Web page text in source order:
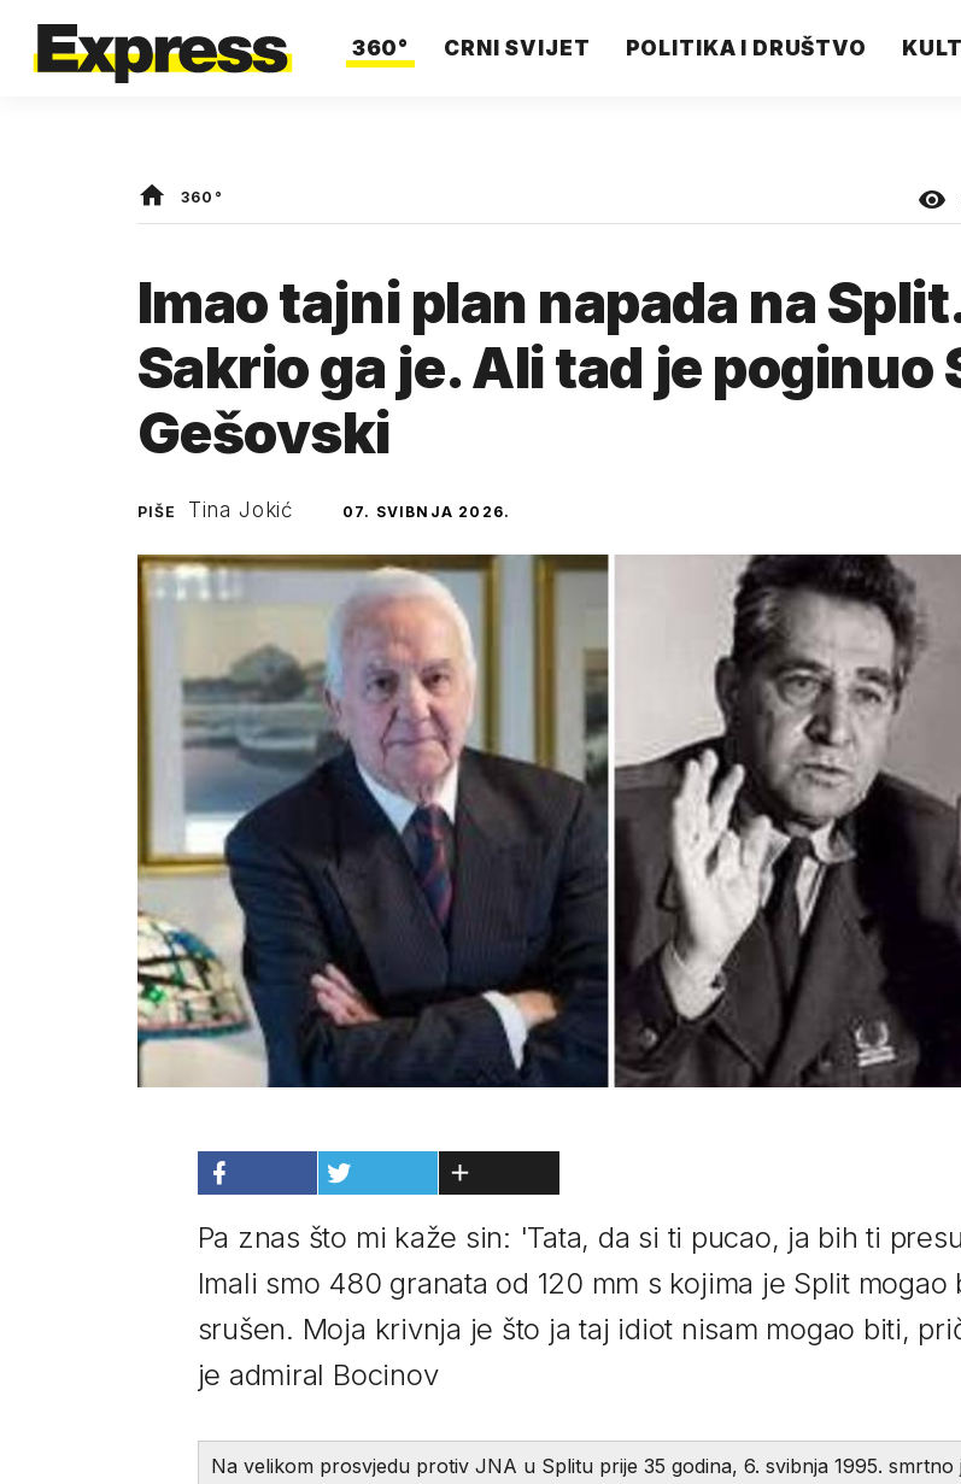
360° CRNI SVIJET POLITIKA I DRUŠTVO
360°
Imao tajni plan napada na
Sakrio ga je. Ali tad je poginuo
Gešovski
PIŠE Tina Jokić 07. SVIBNJA 2026.
Pa znas što mi kaže sin: 'Tata, da si ti pucao, ja bih ti
Imali smo 480 granata od 120 mm s kojima je Split mogao
srušen. Moja krivnja je što ja taj idiot nisam mogao biti,
je admiral Bocinov
Na velikom prosvjedu protiv JNA u Splitu prije 35 godina, 6. svibnja 1995. smrtno